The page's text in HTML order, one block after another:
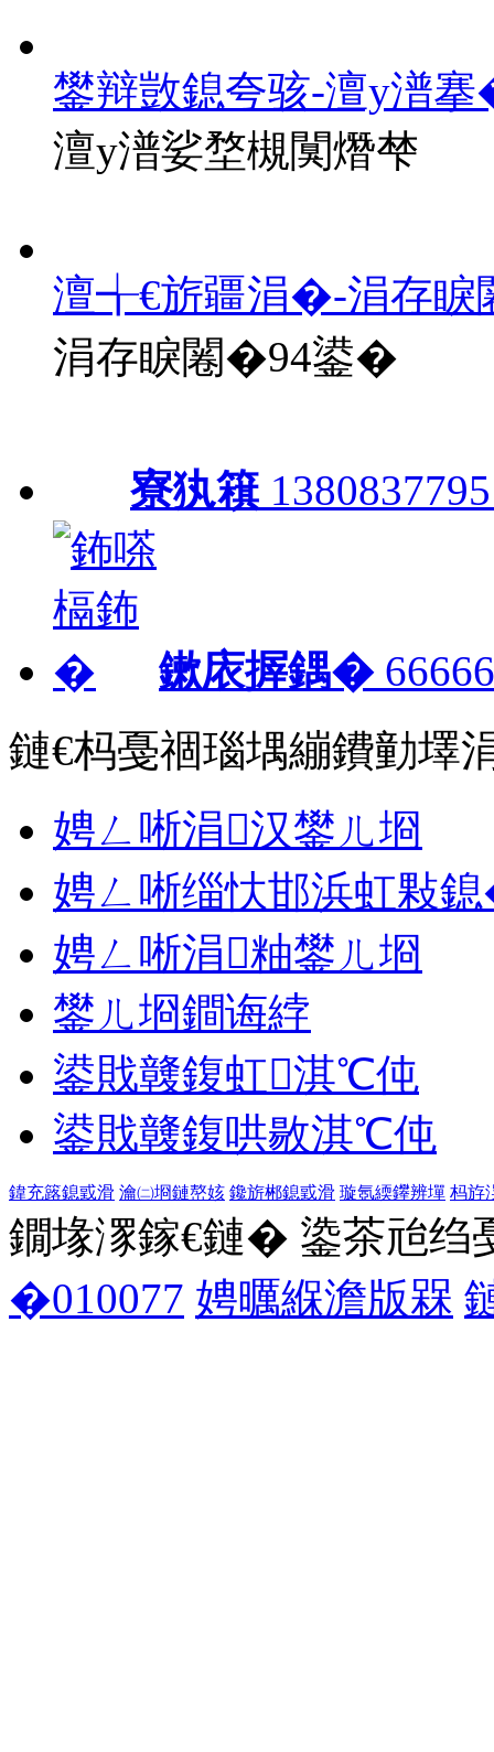
鐢辩敳鎴夸骇-澶у潽
澶у潽娑堥槻闃熸梺
澶╅€旂疆涓�-涓存睙
涓存睙闂�94鍙�
寮犱簯
鏉庡搱鍝�
鏈€杩戞祻瑙堣繃鐨勭墿
娉ㄥ唽涓汉鐢ㄦ埛
娉ㄥ唽缁忕邯浜虹敤
娉ㄥ唽涓粙鐢ㄦ埛
鐢ㄦ埛鐧诲綍
鍙戝竷鍑虹淇℃伅
鍙戝竷鍑哄敭淇℃伅
鍏充簬鎴戜滑 瀹㈡埛鏈嶅姟 鑱旂郴鎴戜滑 璇氬緛鑻辨墠 杩斿
鐗堟潈鎵€鏈� 鍌茶兘绉
�010077 娉曞緥澹版槑